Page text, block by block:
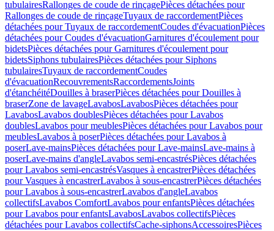
tubulairesRallonges de coude de rinçagePièces détachées pour
Rallonges de coude de rinçageTuyaux de raccordementPièces
détachées pour Tuyaux de raccordementCoudes d'évacuationPièces
détachées pour Coudes d'évacuationGarnitures d'écoulement pour
bidetsPièces détachées pour Garnitures d'écoulement pour
bidetsSiphons tubulairesPièces détachées pour Siphons
tubulairesTuyaux de raccordementCoudes
d'évacuationRecouvrementsRaccordementsJoints
d'étanchéitéDouilles à braserPièces détachées pour Douilles à
braserZone de lavageLavabosLavabosPièces détachées pour
LavabosLavabos doublesPièces détachées pour Lavabos
doublesLavabos pour meublesPièces détachées pour Lavabos pour
meublesLavabos à poserPièces détachées pour Lavabos à
poserLave-mainsPièces détachées pour Lave-mainsLave-mains à
poserLave-mains d'angleLavabos semi-encastrésPièces détachées
pour Lavabos semi-encastrésVasques à encastrerPièces détachées
pour Vasques à encastrerLavabos à sous-encastrerPièces détachées
pour Lavabos à sous-encastrerLavabos d'angleLavabos
collectifsLavabos ComfortLavabos pour enfantsPièces détachées
pour Lavabos pour enfantsLavabosLavabos collectifsPièces
détachées pour Lavabos collectifsCache-siphonsAccessoiresPièces